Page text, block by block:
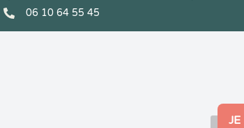
06 10 64 55 45